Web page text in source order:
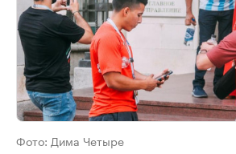
Фото: Дима Четыре